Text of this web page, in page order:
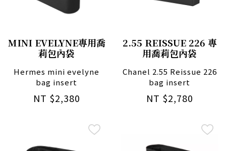
MINI EVELYNE專用喬
莉包內袋
Hermes mini evelyne
bag insert
NT $2,380
2.55 REISSUE 226 專
用喬莉包內袋
Chanel 2.55 Reissue 226
bag insert
NT $2,780